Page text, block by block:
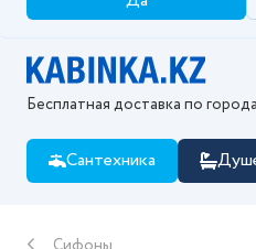
Бесплатная доставка по
Сантехника